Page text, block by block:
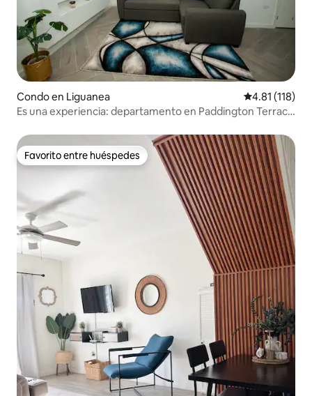
Condo en Liguanea Calificación
4.81 (118)
Es una experiencia: departamento en Paddington Terrace
Favorito entre huéspedes
Favorito entre huéspedes